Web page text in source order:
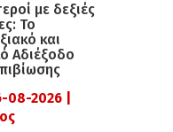
με δεξιές
Το
και
Αδιέξοδο
2026 |